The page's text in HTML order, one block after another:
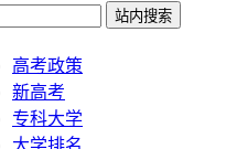
站内搜索
高考政策
新高考
专科大学